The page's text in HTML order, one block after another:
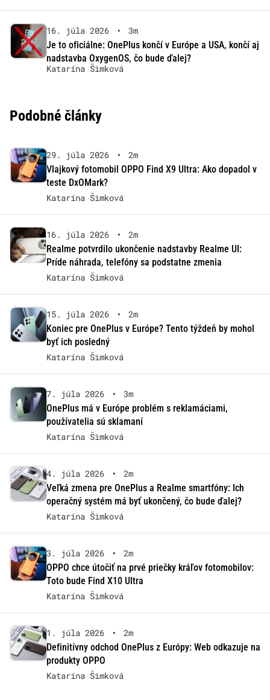
16. júla 2026 •
3m
Je to oficiálne: OnePlus končí v Európe a USA, končí aj
nadstavba OxygenOS, čo bude ďalej?
Katarína Šimková
Podobné články
29. júla 2026 •
2m
Vlajkový fotomobil OPPO Find X9 Ultra: Ako dopadol v
teste DxOMark?
Katarína Šimková
16. júla 2026 •
2m
Realme potvrdilo ukončenie nadstavby Realme UI:
Príde náhrada, telefóny sa podstatne zmenia
Katarína Šimková
15. júla 2026 •
2m
Koniec pre OnePlus v Európe? Tento týždeň by mohol
byť ich posledný
Katarína Šimková
7. júla 2026 •
3m
OnePlus má v Európe problém s reklamáciami,
používatelia sú sklamaní
Katarína Šimková
4. júla 2026 •
2m
Veľká zmena pre OnePlus a Realme smartfóny: Ich
operačný systém má byť ukončený, čo bude ďalej?
Katarína Šimková
3. júla 2026 •
2m
OPPO chce útočiť na prvé priečky kráľov fotomobilov:
Toto bude Find X10 Ultra
Katarína Šimková
1. júla 2026 •
2m
Definitívny odchod OnePlus z Európy: Web odkazuje na
produkty OPPO
Katarína Šimková